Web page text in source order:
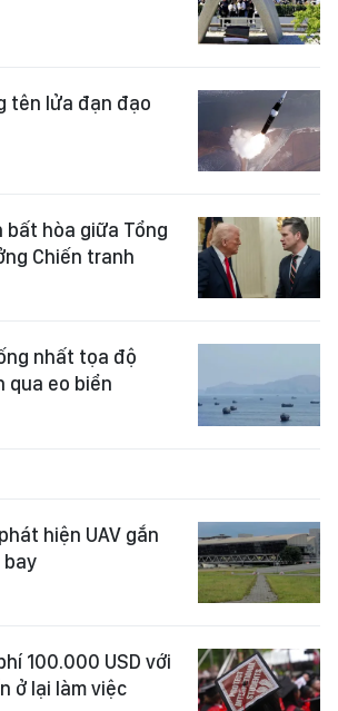
tên lửa đạn đạo
bất hòa giữa Tổng
Chiến tranh
nhất tọa độ
qua eo biển
hiện UAV gắn
bay
100.000 USD với
ở lại làm việc